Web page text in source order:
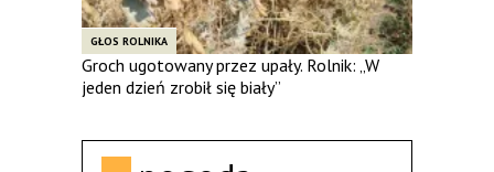
GŁOS ROLNIKA
Groch ugotowany przez upały. Rolnik: „W
jeden dzień zrobił się biały”